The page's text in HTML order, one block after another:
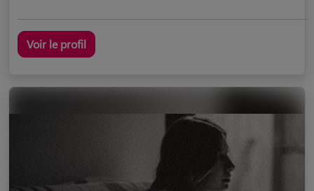
Voir le profil